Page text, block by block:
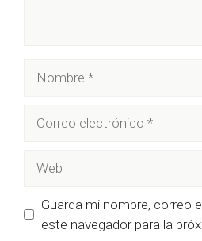
electrónico
Guarda mi nombre, correo
este navegador para la